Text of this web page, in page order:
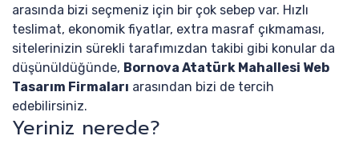
arasında bizi seçmeniz için bir çok sebep var. Hızlı
teslimat, ekonomik fiyatlar, extra masraf çıkmaması,
sitelerinizin sürekli tarafımızdan takibi gibi konular da
düşünüldüğünde, Bornova Atatürk Mahallesi Web
Tasarım Firmaları arasından bizi de tercih
edebilirsiniz.
Yeriniz nerede?